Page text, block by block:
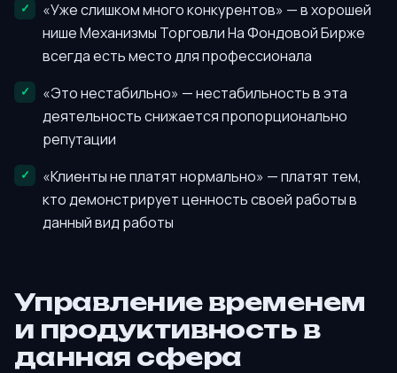
«Уже слишком много конкурентов» — в хорошей
нише Механизмы Торговли На Фондовой Бирже
всегда есть место для профессионала
«Это нестабильно» — нестабильность в эта
деятельность снижается пропорционально
репутации
«Клиенты не платят нормально» — платят тем,
кто демонстрирует ценность своей работы в
данный вид работы
Управление временем
и продуктивность в
данная сфера